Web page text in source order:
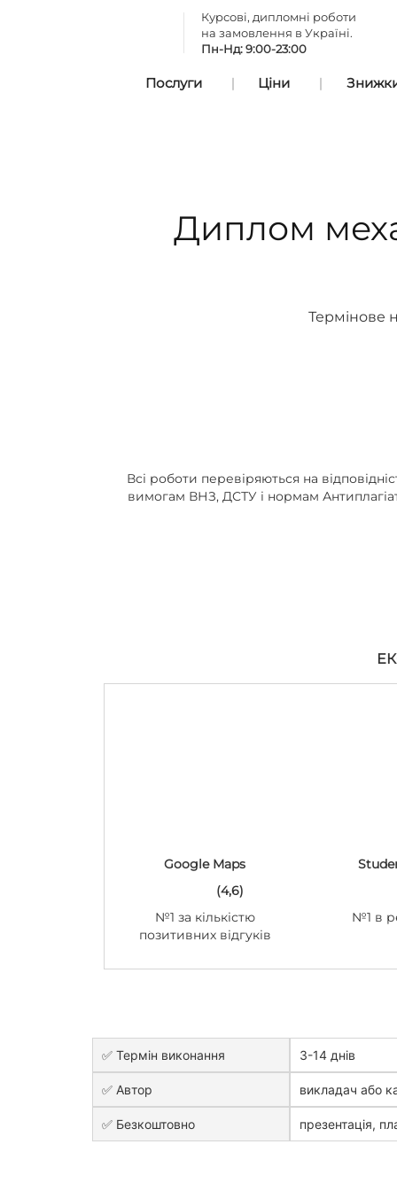
Курсові, дипломні роботи
на замовлення в Україні.
Пн-Нд: 9:00-23:00
Послуги Ціни Знижки
Диплом
Термінове
Всі роботи перевіряються на
вимогам ВНЗ, ДСТУ і нормам
Google Maps
(4,6)
№1 за кількістю
позитивних відгуків
№1 в
✅ Термін виконання 3-14 днів
✅ Автор викладач або
✅ Безкоштовно презентація,